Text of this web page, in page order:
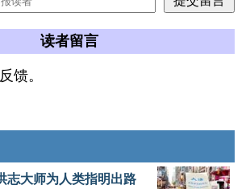
读者留言
馈。
志大师为人类指明出路